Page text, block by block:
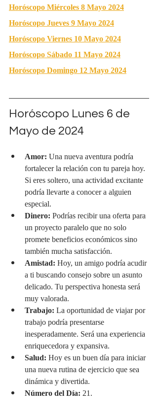
Horóscopo Miércoles 8 Mayo 2024
Horóscopo Jueves 9 Mayo 2024
Horóscopo Viernes 10 Mayo 2024
Horóscopo Sábado 11 Mayo 2024
Horóscopo Domingo 12 Mayo 2024
Horóscopo Lunes 6 de
Mayo de 2024
Amor: Una nueva aventura podría
fortalecer la relación con tu pareja hoy.
Si eres soltero, una actividad excitante
podría llevarte a conocer a alguien
especial.
Dinero: Podrías recibir una oferta para
un proyecto paralelo que no solo
promete beneficios económicos sino
también mucha satisfacción.
Amistad: Hoy, un amigo podría acudir
a ti buscando consejo sobre un asunto
delicado. Tu perspectiva honesta será
muy valorada.
Trabajo: La oportunidad de viajar por
trabajo podría presentarse
inesperadamente. Será una experiencia
enriquecedora y expansiva.
Salud: Hoy es un buen día para iniciar
una nueva rutina de ejercicio que sea
dinámica y divertida.
Número del Día: 21.